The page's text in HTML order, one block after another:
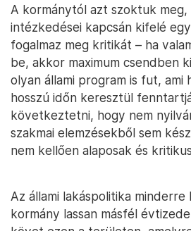
A kormánytól azt szoktuk
intézkedései kapcsán kifelé
fogalmaz meg kritikát – ha
be, akkor maximum csendben
olyan állami program is fut, ami
hosszú időn keresztül
következtetni, hogy nem
szakmai elemzésekből sem
nem kellően alaposak és
Az állami lakáspolitika minderre
kormány lassan másfél